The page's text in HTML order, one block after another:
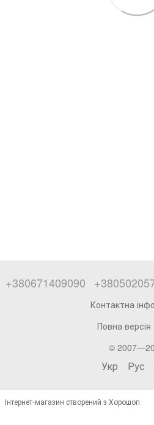
+380671409090
Контактна
Повна версія
©
Укр Рус
Інтернет-магазин створений з Хорошоп